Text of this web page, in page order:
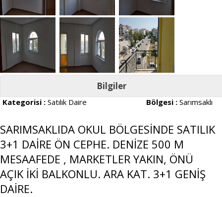
Bilgiler
Kategorisi : Satılık Daire Bölgesi : Sarımsaklı
SARIMSAKLIDA OKUL BÖLGESİNDE SATILIK
3+1 DAİRE ÖN CEPHE. DENİZE 500 M
MESAAFEDE , MARKETLER YAKIN, ÖNÜ
AÇIK İKİ BALKONLU. ARA KAT. 3+1 GENİŞ
DAİRE.